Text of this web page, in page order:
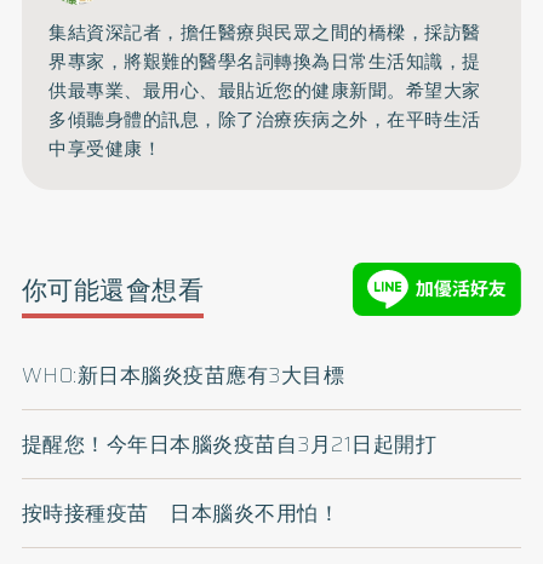
集結資深記者，擔任醫療與民眾之間的橋樑，採訪醫
界專家，將艱難的醫學名詞轉換為日常生活知識，提
供最專業、最用心、最貼近您的健康新聞。希望大家
多傾聽身體的訊息，除了治療疾病之外，在平時生活
中享受健康！
你可能還會想看
WHO:新日本腦炎疫苗應有3大目標
提醒您！今年日本腦炎疫苗自3月21日起開打
按時接種疫苗 日本腦炎不用怕！